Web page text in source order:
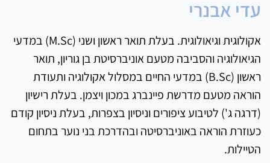
עדי אבנרי
אקולוגית וגיאולוגית. בעלת תואר ראשון ושני (M.Sc) במדעי
הגיאולוגיה והסביבה מטעם אוניברסיטת בן גוריון, תואר
ראשון (B.Sc) במדעי החיים במסלול אקולוגיה ותעודת
הוראה מטעם מדרשת פיינברג במכון ויצמן. בעלת רישיון
(דרגה ג') לטיבוע ציפורים וניסיון בצפרות, בעלת ניסיון קודם
כעוזרת הוראה באוניברסיטה ובהדרכת בני נוער בתחום
הטיילות.